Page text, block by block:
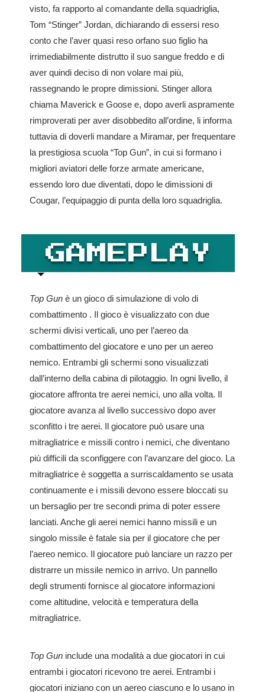
visto, fa rapporto al comandante della squadriglia,
Tom “Stinger” Jordan, dichiarando di essersi reso
conto che l’aver quasi reso orfano suo figlio ha
irrimediabilmente distrutto il suo sangue freddo e di
aver quindi deciso di non volare mai più,
rassegnando le propre dimissioni. Stinger allora
chiama Maverick e Goose e, dopo averli aspramente
rimproverati per aver disobbedito all’ordine, li informa
tuttavia di doverli mandare a Miramar, per frequentare
la prestigiosa scuola “Top Gun”, in cui si formano i
migliori aviatori delle forze armate americane,
essendo loro due diventati, dopo le dimissioni di
Cougar, l’equipaggio di punta della loro squadriglia.
GAMEPLAY
Top Gun è un gioco di simulazione di volo di
combattimento . Il gioco è visualizzato con due
schermi divisi verticali, uno per l’aereo da
combattimento del giocatore e uno per un aereo
nemico. Entrambi gli schermi sono visualizzati
dall’interno della cabina di pilotaggio. In ogni livello, il
giocatore affronta tre aerei nemici, uno alla volta. Il
giocatore avanza al livello successivo dopo aver
sconfitto i tre aerei. Il giocatore può usare una
mitragliatrice e missili contro i nemici, che diventano
più difficili da sconfiggere con l’avanzare del gioco. La
mitragliatrice è soggetta a surriscaldamento se usata
continuamente e i missili devono essere bloccati su
un bersaglio per tre secondi prima di poter essere
lanciati. Anche gli aerei nemici hanno missili e un
singolo missile è fatale sia per il giocatore che per
l’aereo nemico. Il giocatore può lanciare un razzo per
distrarre un missile nemico in arrivo. Un pannello
degli strumenti fornisce al giocatore informazioni
come altitudine, velocità e temperatura della
mitragliatrice.
Top Gun include una modalità a due giocatori in cui
entrambi i giocatori ricevono tre aerei. Entrambi i
giocatori iniziano con un aereo ciascuno e lo usano in